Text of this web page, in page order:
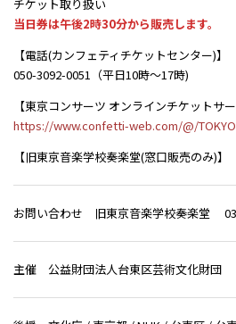
チケット取り扱い
当日券は午後2時30分から販売します。
【電話(カンフェティチケットセンター)】
050-3092-0051（平日10時～17時)
【東京コンサーツ オンラインチケットサー
https://www.confetti-web.com/@/TOKYO-
【旧東京音楽学校奏楽堂(窓口販売のみ)】
お問い合わせ 旧東京音楽学校奏楽堂
主催 公益財団法人台東区芸術文化財団